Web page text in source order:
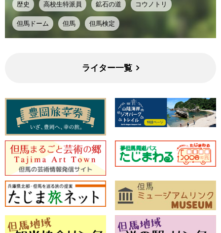
歴史 高校生特派員 鉱石の道 コウノトリ
但馬ドーム 但馬 但馬検定
ライター一覧